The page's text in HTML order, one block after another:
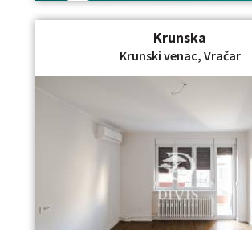
Krunska
Krunski venac, Vračar